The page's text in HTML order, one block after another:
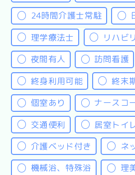
24時間介護士常駐
理学療法士
リハビ
夜間有人
訪問看護
終身利用可能
終末
個室あり
ナースコ
交通便利
居室トイ
介護ベッド付き
ネ
機械浴、特殊浴
理